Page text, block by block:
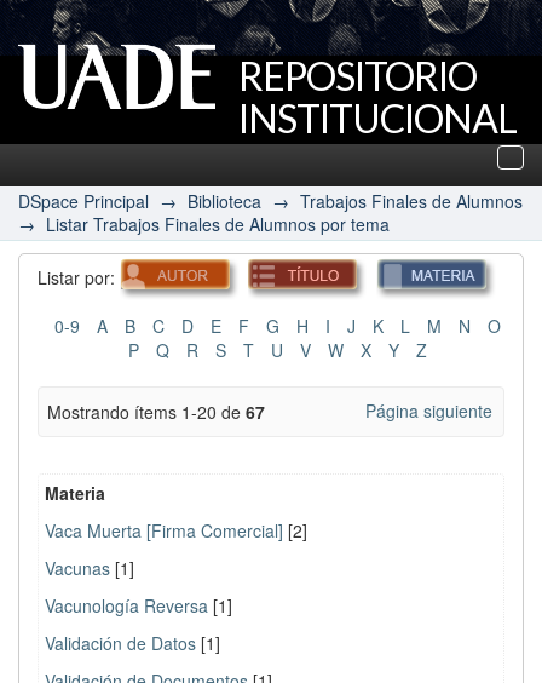
REPOSITORIO
INSTITUCIONAL
UADE
DSpace Principal → Biblioteca → Trabajos Finales de Alumnos
→ Listar Trabajos Finales de Alumnos por tema
Listar por:
0-9 A B C D E F G H I J K L M N
O
P
Q R S T U V W X Y Z
Mostrando ítems 1-20 de 67 Página siguiente
Materia
Vaca Muerta [Firma Comercial] [2]
Vacunas [1]
Vacunología Reversa [1]
Validación de Datos [1]